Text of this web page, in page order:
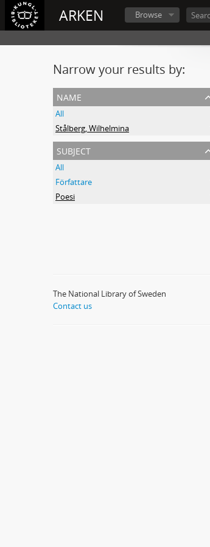
ARKEN Browse
Narrow your results by:
name
All
Stålberg, Wilhelmina
subject
All
Författare
Poesi
The National Library of Sweden
Contact us